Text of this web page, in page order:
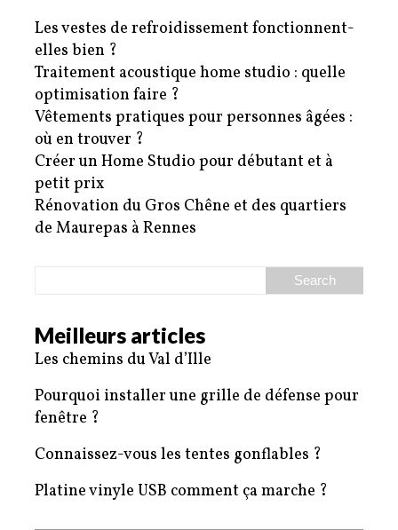
Les vestes de refroidissement fonctionnent-
elles bien ?
Traitement acoustique home studio : quelle
optimisation faire ?
Vêtements pratiques pour personnes âgées :
où en trouver ?
Créer un Home Studio pour débutant et à
petit prix
Rénovation du Gros Chêne et des quartiers
de Maurepas à Rennes
Meilleurs articles
Les chemins du Val d’Ille
Pourquoi installer une grille de défense pour
fenêtre ?
Connaissez-vous les tentes gonflables ?
Platine vinyle USB comment ça marche ?